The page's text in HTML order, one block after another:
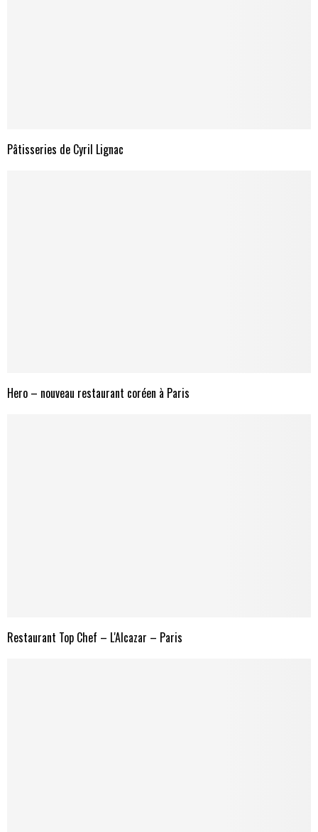
Pâtisseries de Cyril Lignac
Hero – nouveau restaurant coréen à Paris
Restaurant Top Chef – L'Alcazar – Paris